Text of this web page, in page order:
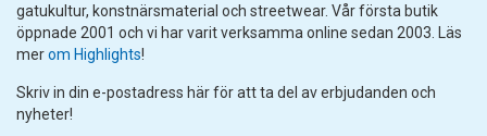
gatukultur, konstnärsmaterial och streetwear. Vår första butik
öppnade 2001 och vi har varit verksamma online sedan 2003. Läs
merom Highlights!
Skriv in din e-postadress här för att ta del av erbjudanden och
nyheter!